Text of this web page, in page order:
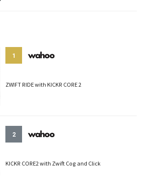
1
ZWIFT RIDE with KICKR CORE 2
2
KICKR CORE2 with Zwift Cog and Click